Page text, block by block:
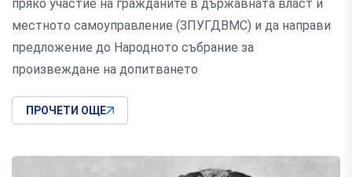
пряко участие на гражданите в държавната власт и
местното самоуправление (ЗПУГДВМС) и да направи
предложение до Народното събрание за
произвеждане на допитването
ПРОЧЕТИ ОЩЕ